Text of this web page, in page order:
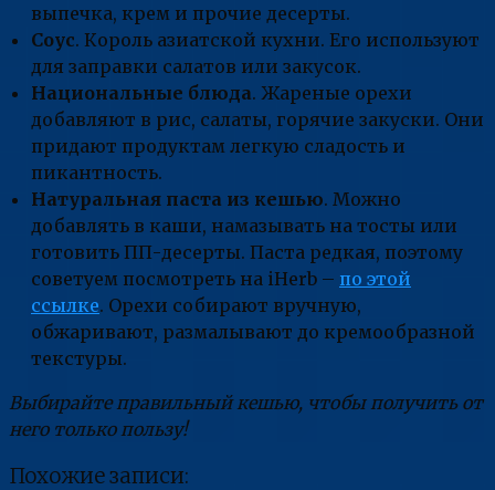
выпечка, крем и прочие десерты.
Соус. Король азиатской кухни. Его используют
для заправки салатов или закусок.
Национальные блюда. Жареные орехи
добавляют в рис, салаты, горячие закуски. Они
придают продуктам легкую сладость и
пикантность.
Натуральная паста из кешью. Можно
добавлять в каши, намазывать на тосты или
готовить ПП-десерты. Паста редкая, поэтому
советуем посмотреть на iHerb – по этой
ссылке. Орехи собирают вручную,
обжаривают, размалывают до кремообразной
текстуры.
Выбирайте правильный кешью, чтобы получить от
него только пользу!
Похожие записи: